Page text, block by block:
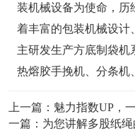
装机械设备为使命，历
着丰富的包装机械设计
主研发生产方底制袋机
热熔胶手挽机、分条机
上一篇： 魅力指数UP，
一篇： 为您讲解多股纸